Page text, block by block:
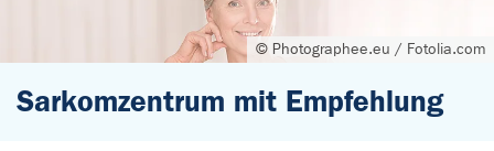
© Photographee.eu / Fotolia.com
Sarkomzentrum mit Empfehlung